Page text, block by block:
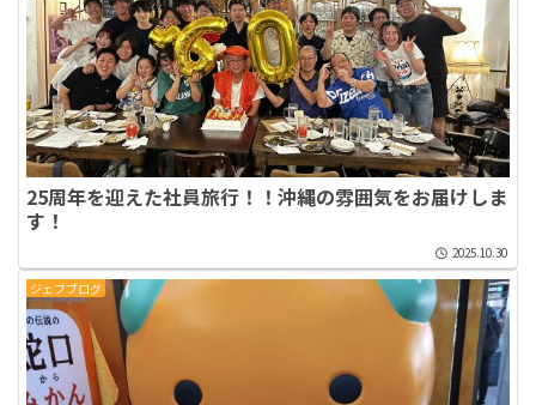
25周年を迎えた社員旅行！！沖縄の雰囲気をお届けしま
す！
2025.10.30
ジェフブログ